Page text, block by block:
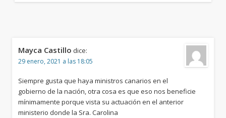
Mayca Castillo dice:
29 enero, 2021 a las 18:05
Siempre gusta que haya ministros canarios en el
gobierno de la nación, otra cosa es que eso nos beneficie
mínimamente porque vista su actuación en el anterior
ministerio donde la Sra. Carolina